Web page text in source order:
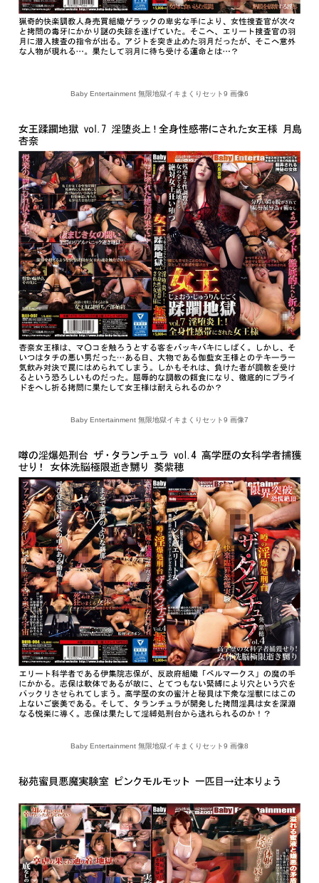
Baby Entertainment 無限地獄イキまくりセット9 画像6
Baby Entertainment 無限地獄イキまくりセット9 画像7
Baby Entertainment 無限地獄イキまくりセット9 画像8